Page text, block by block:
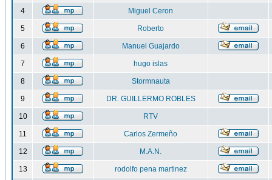
4 Miguel Ceron
5 Roberto
6 Manuel Guajardo
7 hugo islas
8 Stormnauta
9 DR. GUILLERMO ROBLES
10 RTV
11 Carlos Zermeño
12 M.A.N.
13 rodolfo pena martinez